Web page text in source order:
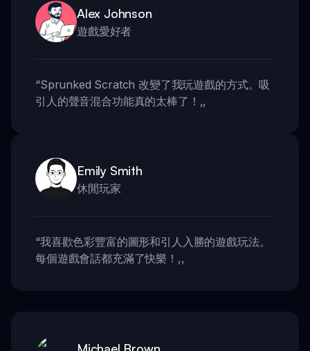
Alex Johnson
遊戲愛好者
“Sprunked Scratch 改變了我玩遊戲的方式。吸
引人的聲音混合功能真的太棒了！ ,,
Emily Smith
休閒玩家
“我喜歡色彩豐富的圖形和引人入勝的遊戲玩法。
每個遊戲會話都充滿了快樂！ ,,
Michael Brown